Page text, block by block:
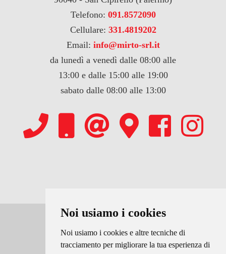
Noi usiamo i cookies
Noi usiamo i cookies e altre tecniche di
tracciamento per migliorare la tua esperienza di
Telefono: 091.8572090
Cellulare: 331.4819202
Email: info@mirto-srl.it
da lunedì a venedì dalle 08:00 alle
13:00 e dalle 15:00 alle 19:00
sabato dalle 08:00 alle 13:00
Copyrights © 2026 MIRTO srl Tutti i diritti
riservati.